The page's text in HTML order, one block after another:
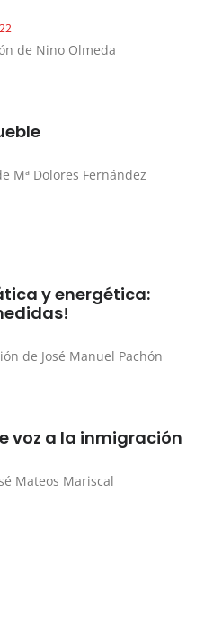
de Nino Olmeda
Mª Dolores Fernández
y energética:
de José Manuel Pachón
voz a la inmigración
Mateos Mariscal